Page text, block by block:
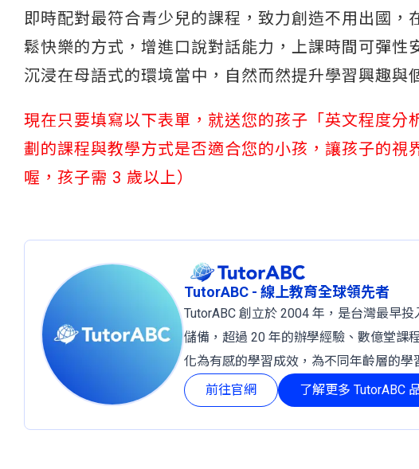
即時配對最符合青少兒的課程，致力創造不用出國
鬆快樂的方式，增進口說對話能力，上課時間可彈性
沉浸在母語式的環境當中，自然而然提升學習興趣與
現在只要填寫以下表單，就送您的孩子「英文程度
劃的課程與教學方式是否適合您的小孩，讓孩子的
喔，孩子需 3 歲以上）
TutorABC - 線上教育全球領先者
TutorABC 創立於 2004 年，是台灣最早
儲備，超過 20 年的辦學經驗、數億堂課
化為有感的學習成效，為不同年齡層的學
前往官網
了解更多 TutorABC